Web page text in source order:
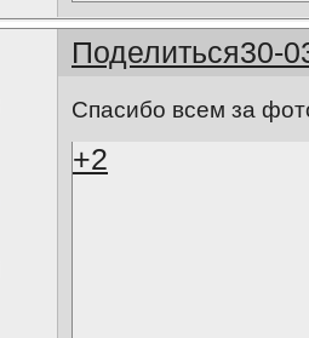
Поделиться30-
Спасибо всем за
+2